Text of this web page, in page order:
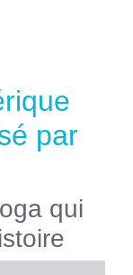
par
qui